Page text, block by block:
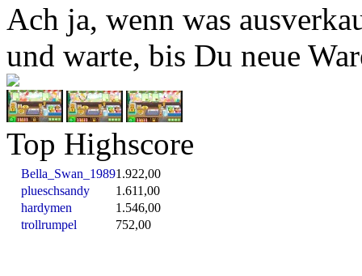
Ach ja, wenn was
und warte, bis Du neue
Top Highscore
Bella_Swan_19891.922,00
plueschsandy
1.611,00
hardymen
1.546,00
trollrumpel
752,00